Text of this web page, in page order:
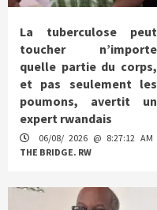
La tuberculose peut
toucher n’importe
quelle partie du corps,
et pas seulement les
poumons, avertit un
expert rwandais
06/08/ 2026 @ 8:27:12 AM
THE BRIDGE. RW